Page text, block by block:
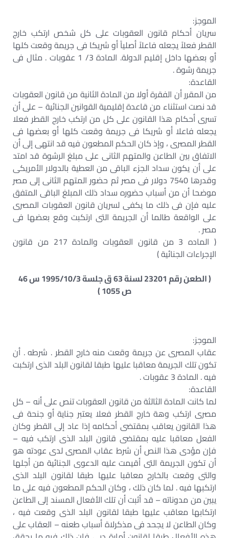
الموجز:
سريان أحكام قانون العقوبات على كل شخص ارتكب خارج
القطر فعلاً يجعله فاعلاً أصلياً أو شريكا فى جريمة وقعت كلها
أو بعضها داخل إقليم الدولة. المادة 3/ 1 عقوبات . مثال فى
جريمة رشوة .
القاعدة:
من المقرر أن الفقرة أولا من المادة الثانية من قانون العقوبات
قد نصت استثناء من قاعدة إقليمية القوانين الجنائية – على أن
تسرى أحكام هذا القانون على كل من ارتكب خارج القطر فعلا
يجعله فاعلا أو شريكا فى جريمة وقعت كلها أو بعضها فى
القطر المصرى ، وإذ كان الحكم المطعون فيه قد انتهى إلى أن
الاتفاق بين الطاعن والمتهم الثانى على مبلغ الرشوة قد امتد
على أن يكون سداد الجزء الباقى من العطية بالدولار الأمريكى
وقدرها 7540 دولار فى مصر ثم حضور المتهم الثانى إلى مصر
موضحا أن من أسباب حضوره سداد ذلك المبلغ الباقى المتفق
عليه فإن فى ذلك ما يكفى لسريان قانون العقوبات المصرى
على الواقعة طالما أن الجريمة التى ارتكبت وقع بعضها فى
مصر .
( الماده 3 من قانون العقوبات والمادة 217 من قانون
الإجراءات الجنائية )
( الطعن رقم 23201 لسنة 63 ق جلسة 1995/10/3 س 46
ص 1055 )
الموجز:
عقاب المصرى عن جريمة وقعت منه خارج القطر . شرطه . أن
تكون تلك الجريمة معاقبا عليها طبقا لقانون البلد الذى ارتكبت
فيه . المادة 3 عقوبات .
القاعدة:
لما كانت المادة الثالثة من قانون العقوبات تنص على أنه – كل
مصرى ارتكب وهة خارج القطر فعلا يعتبر جناية أو جنحة فى
هذا القانون يعاقب بمقتضى أحكامه إذا عاد إلى القطر وكان
الفعل معاقبا عليه بمقتضى قانون البلد الذى ارتكب فيه –
فإن مؤدى هذا النص أن شرط عقاب المصرى لدى عودته هو
أن تكون الجريمة التى أقيمت عليه الدعوى الجنائية من أجلها
والتى وقعت بالخارج معاقبا عليها طبقا لقانون البلد الذى
ارتكبها فيه . لما كان ذلك ، وكان الحكم المطعون فيه على ما
يبين من مدوناته – قد أثبت أن تلك الأفعال المسند إلى الطاعن
ارتكابها معاقب عليها طبقا لقانون البلد الذى وقعت فيه ،
وكان الطاعن لا يجحد فى مذكرلاة أسباب طعنه – العقاب على